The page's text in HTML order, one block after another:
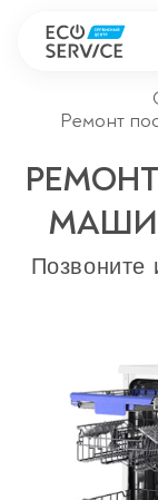
Ремонт
Ремонт
Ремонт
Ремонт
Сервисные
Ремонт
Ремонт
Позвоните